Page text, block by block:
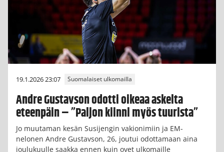
19.1.2026 23:07 Suomalaiset ulkomailla
Andre Gustavson odotti oikeaa askelta
eteenpäin – ”Paljon kiinni myös tuurista”
Jo muutaman kesän Susijengin vakionimiin ja EM-
nelonen Andre Gustavson, 26, joutui odottamaan aina
joulukuulle saakka ennen kuin ovet ulkomaille